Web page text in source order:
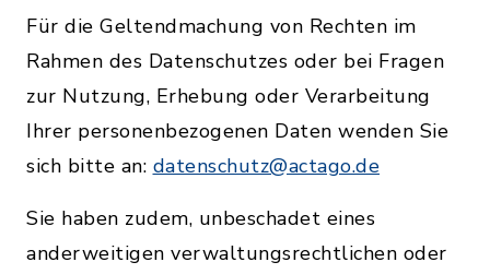
Für die Geltendmachung von Rechten im
Rahmen des Datenschutzes oder bei Fragen
zur Nutzung, Erhebung oder Verarbeitung
Ihrer personenbezogenen Daten wenden Sie
sich bitte an: datenschutz@actago.de
Sie haben zudem, unbeschadet eines
anderweitigen verwaltungsrechtlichen oder